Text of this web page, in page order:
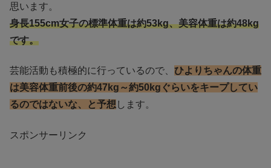
思います。
身長155cm女子の標準体重は約53kg、美容体重は約48kg
です。
芸能活動も積極的に行っているので、 ひよりちゃんの体重
は美容体重前後の約47kg～約50kgぐらいをキープしてい
るのではないな、と予想 します。
スポンサーリンク